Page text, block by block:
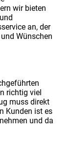
wir bieten
an, der
Wünschen
richtig viel
muss direkt
Kunden ist es
und da